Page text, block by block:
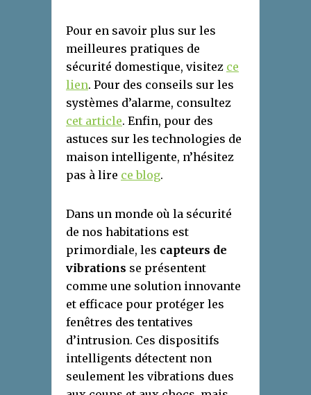
Pour en savoir plus sur les
meilleures pratiques de
sécurité domestique, visitez ce
lien. Pour des conseils sur les
systèmes d’alarme, consultez
cet article. Enfin, pour des
astuces sur les technologies de
maison intelligente, n’hésitez
pas à lire ce blog.
Dans un monde où la sécurité
de nos habitations est
primordiale, les capteurs de
vibrations se présentent
comme une solution innovante
et efficace pour protéger les
fenêtres des tentatives
d’intrusion. Ces dispositifs
intelligents détectent non
seulement les vibrations dues